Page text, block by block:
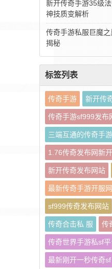
新开传奇手游35级
神技质变解析
传奇手游私服巨魔
揭秘
标签列表
传奇手游 新开传
传奇手游sf999发布
三端互通的传奇手
1.76传奇发布网新
新开传奇发布网站
最新传奇手游开服
sf999传奇发布网站
传奇合击私 服 传
传奇世界手游私sf平
最新刚开一秒传奇sf